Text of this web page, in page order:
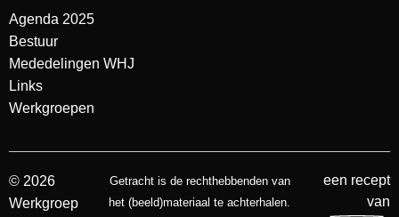
Agenda 2025
Bestuur
Mededelingen WHJ
Links
Werkgroepen
© 2026
Werkgroep
Getracht is de rechthebbenden van
het (beeld)materiaal te achterhalen.
een recept
van